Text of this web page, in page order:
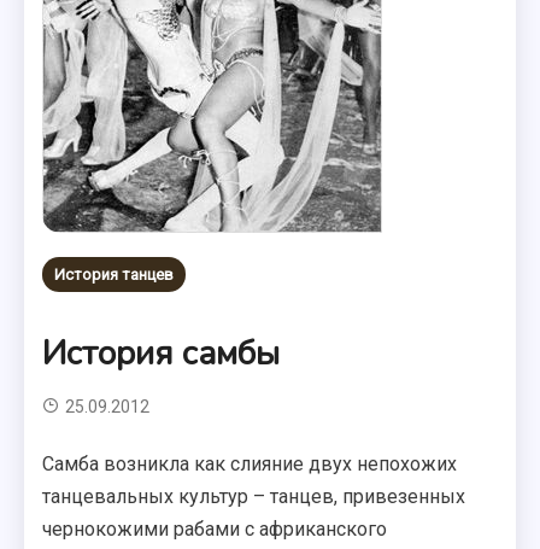
История танцев
История самбы
25.09.2012
Самба возникла как слияние двух непохожих
танцевальных культур – танцев, привезенных
чернокожими рабами с африканского